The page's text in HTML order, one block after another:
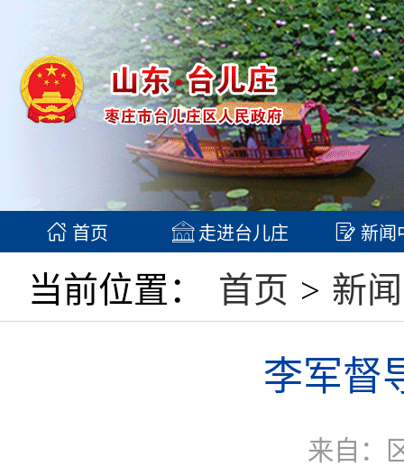
首页 走进台儿庄 新闻
当前位置： 首页 > 新
李军督
来自：